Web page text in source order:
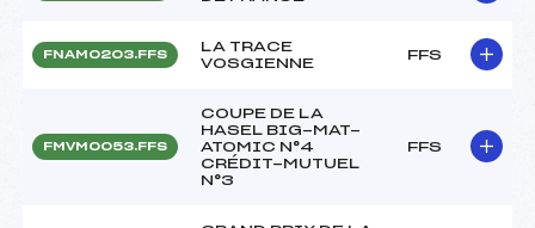
FNAM0203.FFS
LA TRACE
VOSGIENNE
FFS
FMVM0053.FFS
COUPE DE LA
HASEL BIG-MAT-
ATOMIC N°4
CRÉDIT-MUTUEL
N°3
FFS